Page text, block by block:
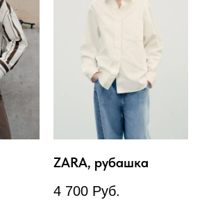
ZARA, рубашка
4 700 Руб.